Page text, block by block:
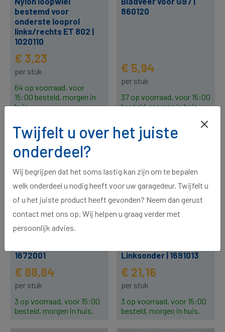
bestemd voor
onderste looprol
links/rechts ET 802 |
1020110
€ 3,23
per stuk
64 op voorraad, voor
15:00 besteld, morgen in
huis.
860120
€ 5,94
per stuk
37 op voorraad, voor 15:00
besteld, morgen in huis.
1672001
€ 88,84
per stuk
3 op voorraad, voor 15:00
besteld, morgen in huis.
Linksonder | 1691013
€ 21,16
per stuk
3 op voorraad, voor 15:00
besteld, morgen in huis.
Twijfelt u over het juiste
onderdeel?
Wij begrijpen dat het soms lastig kan zijn om te bepalen
welk onderdeel u nodig heeft voor uw garagedeur. Twijfelt u
of u het juiste product heeft gevonden? Neem dan gerust
contact met ons op. Wij helpen u graag verder met
persoonlijk advies.